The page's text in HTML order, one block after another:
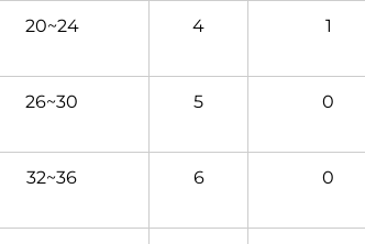
20~24 4 1
26~30 5 0
32~36 6 0